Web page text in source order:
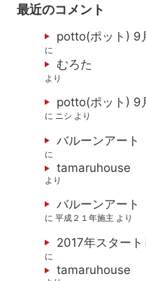
最近のコメント
potto(ポット) 9
に
むろた
より
potto(ポット) 9
に ニシ より
バルーンアート
に
tamaruhouse
より
バルーンアート
に平成２１年施主 より
2017年スタート
に
tamaruhouse